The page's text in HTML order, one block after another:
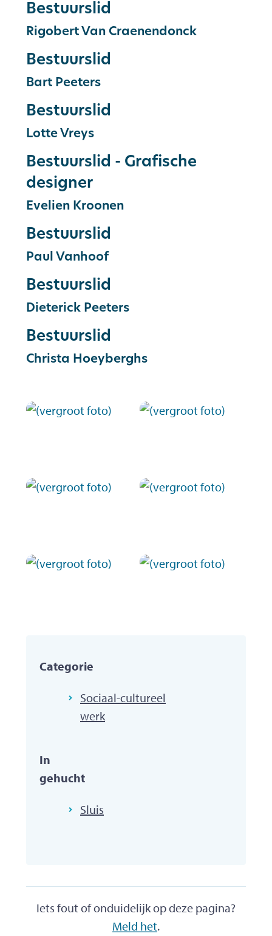
Bestuurslid
Rigobert Van Craenendonck
Bestuurslid
Bart Peeters
Bestuurslid
Lotte Vreys
Bestuurslid - Grafische
designer
Evelien Kroonen
Bestuurslid
Paul Vanhoof
Bestuurslid
Dieterick Peeters
Bestuurslid
Christa Hoeyberghs
Categorie
Sociaal-cultureel
werk
In
gehucht
Sluis
Iets fout of onduidelijk op deze pagina?
Meld het.